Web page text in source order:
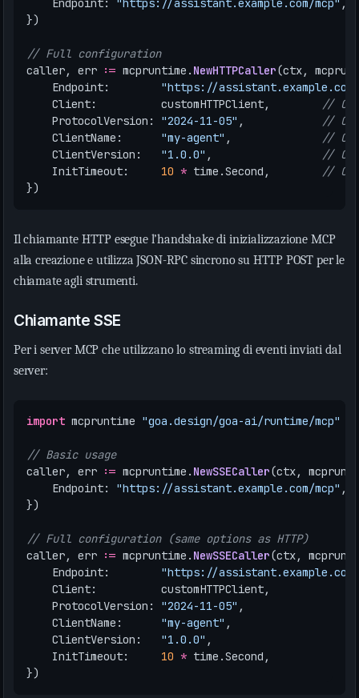
Endpoint: "https://assistant.example.com/mcp" ,
})
// Full configuration
caller, err := mcpruntime . NewHTTPCaller(ctx,
Endpoint:
"https://assistant.example.com/
Client: customHTTPClient,
//
ProtocolVersion : "2024-11-05" ,
//
ClientName : "my-agent" ,
//
ClientVersion : "1.0.0" ,
//
InitTimeout: 10 * time .Second ,
//
})
Il chiamante HTTP esegue l’handshake di inizializzazione MCP
alla creazione e utilizza JSON-RPC sincrono su HTTP POST per le
chiamate agli strumenti.
Chiamante SSE
Per i server MCP che utilizzano lo streaming di eventi inviati dal
server:
import mcpruntime "goa.design/goa-ai/runtime/mcp"
// Basic usage
caller, err := mcpruntime . NewSSECaller(ctx,
Endpoint: "https://assistant.example.com/mcp" ,
})
// Full configuration (same options as HTTP)
caller, err := mcpruntime . NewSSECaller(ctx,
Endpoint:
"https://assistant.example.com/
Client: customHTTPClient,
ProtocolVersion : "2024-11-05" ,
ClientName : "my-agent" ,
ClientVersion : "1.0.0" ,
InitTimeout: 10 * time .Second ,
})